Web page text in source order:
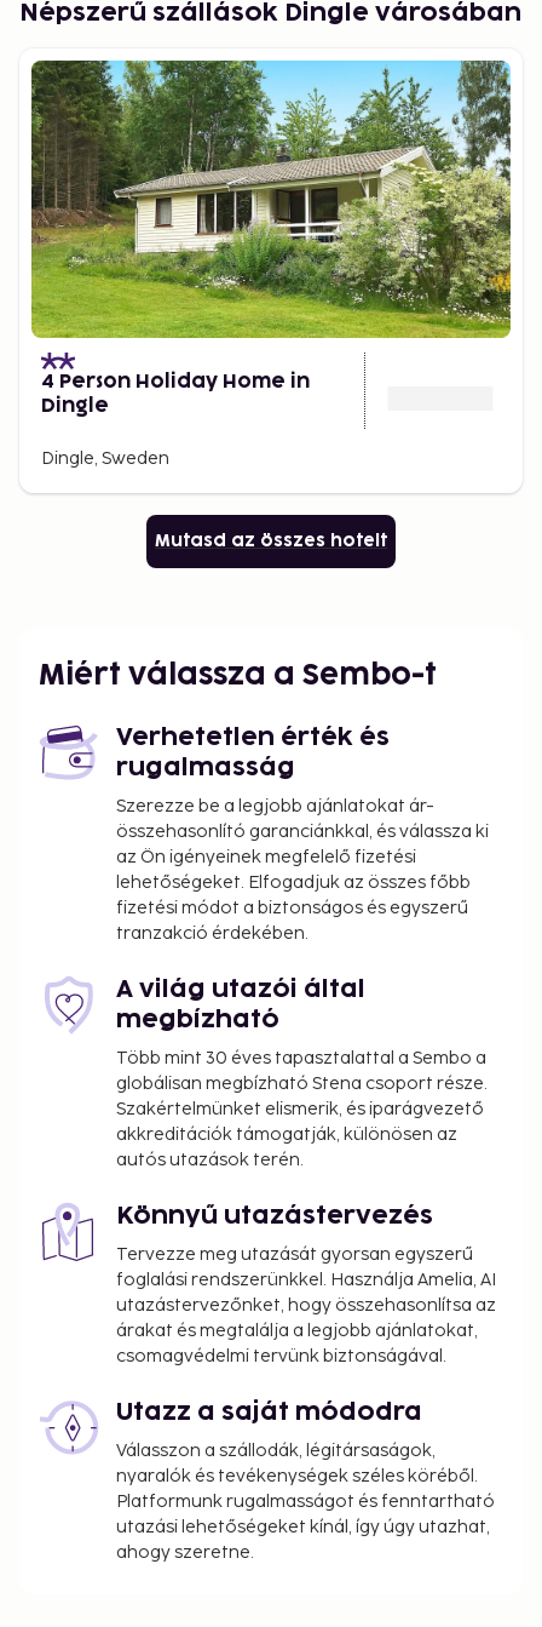
Népszerű szállások Dingle városában
4 Person Holiday Home in
Dingle
Dingle, Sweden
Mutasd az összes hotelt
Miért válassza a Sembo-t
Verhetetlen érték és
rugalmasság
Szerezze be a legjobb ajánlatokat ár-
összehasonlító garanciánkkal, és válassza ki
az Ön igényeinek megfelelő fizetési
lehetőségeket. Elfogadjuk az összes főbb
fizetési módot a biztonságos és egyszerű
tranzakció érdekében.
A világ utazói által
megbízható
Több mint 30 éves tapasztalattal a Sembo a
globálisan megbízható Stena csoport része.
Szakértelmünket elismerik, és iparágvezető
akkreditációk támogatják, különösen az
autós utazások terén.
Könnyű utazástervezés
Tervezze meg utazását gyorsan egyszerű
foglalási rendszerünkkel. Használja Amelia, AI
utazástervezőnket, hogy összehasonlítsa az
árakat és megtalálja a legjobb ajánlatokat,
csomagvédelmi tervünk biztonságával.
Utazz a saját módodra
Válasszon a szállodák, légitársaságok,
nyaralók és tevékenységek széles köréből.
Platformunk rugalmasságot és fenntartható
utazási lehetőségeket kínál, így úgy utazhat,
ahogy szeretne.